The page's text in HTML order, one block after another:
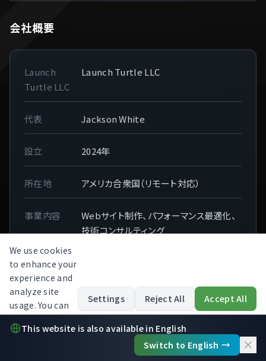
会社概要
Launch
Turtle LLC
Launch Turtle LLC
代表 Jackson White
設立 2024年
所在地 アメリカ合衆国（リモート対応）
事業内容
Webサイト制作、パフォーマンス最適化、
技術コンサルティング
© 2024 Launch Turtle. 無断転載を禁じます。
制作：❤in Denver, CO
We use cookies
to enhance your
experience and
analyze site
usage. You can
opt out at any
time.Read our
Settings Reject All Accept All
This website is also available in English
Switch to English